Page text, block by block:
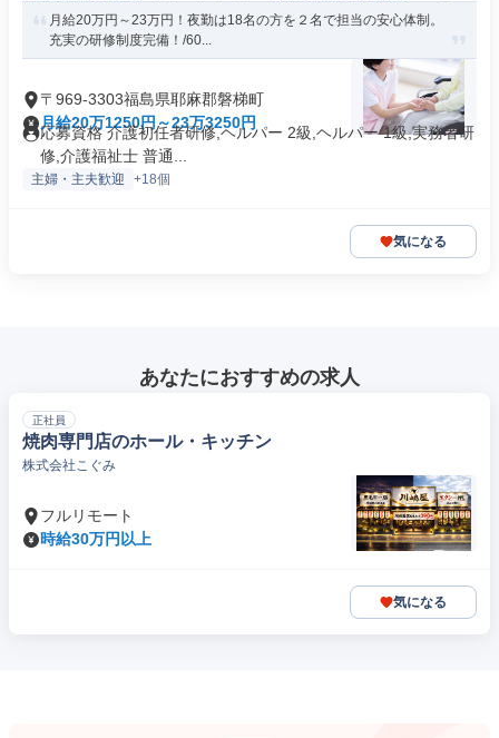
月給20万円～23万円！夜勤は18名の方を２名で担当の安心体制。
充実の研修制度完備！/60...
〒969-3303福島県耶麻郡磐梯町
月給20万1250円～23万3250円
応募資格 介護初任者研修,ヘルパー 2級,ヘルパー 1級,実務者研
修,介護福祉士 普通...
主婦・主夫歓迎 +18個
気になる
あなたにおすすめの求人
正社員
焼肉専門店のホール・キッチン
株式会社こぐみ
フルリモート
時給30万円以上
気になる